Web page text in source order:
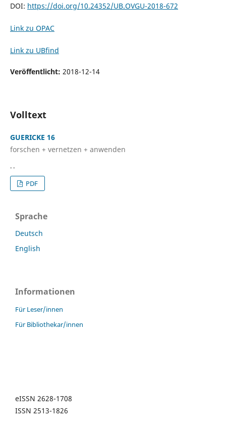
DOI: https://doi.org/10.24352/UB.OVGU-2018-672
Link zu OPAC
Link zu UBfind
Veröffentlicht: 2018-12-14
Volltext
GUERICKE 16
forschen + vernetzen + anwenden
. .
PDF
Sprache
Deutsch
English
Informationen
Für Leser/innen
Für Bibliothekar/innen
eISSN 2628-1708
ISSN 2513-1826